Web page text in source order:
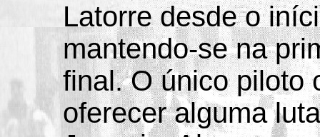
Latorre desde o
mantendo-se na
final. O único piloto
oferecer alguma